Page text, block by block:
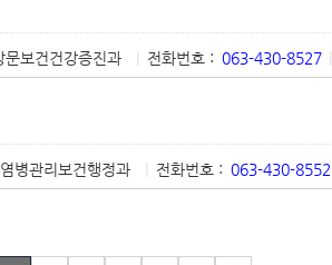
보건건강증진과 | 전화번호 : 063-430-8527 |
병관리보건행정과 전화번호 : 063-430-8552